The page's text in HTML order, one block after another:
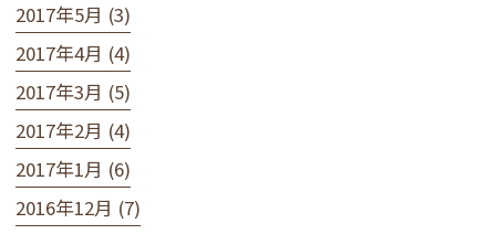
2017年5月 (3)
2017年4月 (4)
2017年3月 (5)
2017年2月 (4)
2017年1月 (6)
2016年12月 (7)